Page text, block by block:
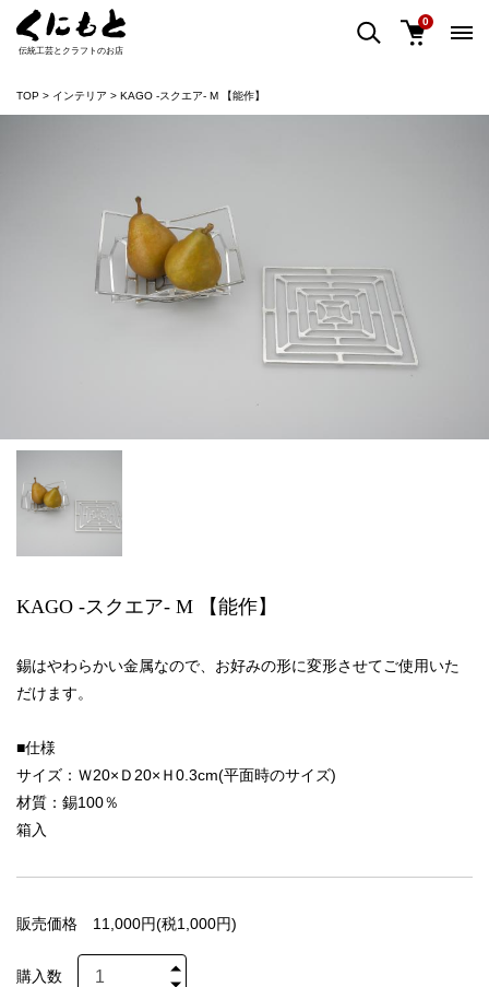
伝統工芸とクラフトのお店
0
TOP インテリア KAGO -スクエア- M 【能作】
KAGO -スクエア- M 【能作】
錫はやわらかい金属なので、お好みの形に変形させてご使用いた
だけます。
■仕様
サイズ：Ｗ20×Ｄ20×Ｈ0.3cm(平面時のサイズ)
材質：錫100％
箱入
販売価格 11,000円(税1,000円)
購入数